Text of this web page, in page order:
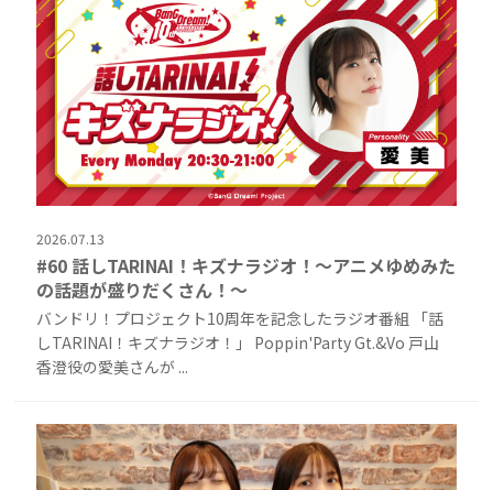
2026.07.13
#60 話しTARINAI！キズナラジオ！〜アニメゆめみた
の話題が盛りだくさん！〜
バンドリ！プロジェクト10周年を記念したラジオ番組 「話
しTARINAI！キズナラジオ！」 Poppin'Party Gt.&Vo 戸山
香澄役の愛美さんが ...